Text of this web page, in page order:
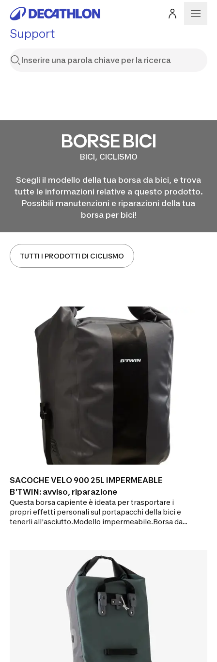
Support
BORSE BICI
BICI, CICLISMO
Scegli il modello della tua borsa da bici, e trova
tutte le informazioni relative a questo prodotto.
Possibili manutenzioni e riparazioni della tua
borsa per bici!
TUTTI I PRODOTTI DI CICLISMO
SACOCHE VELO 900 25L IMPERMEABLE
B'TWIN: avviso, riparazione
Questa borsa capiente è ideata per trasportare i
propri effetti personali sul portapacchi della bici e
tenerli all'asciutto.Modello impermeabile.Borsa da